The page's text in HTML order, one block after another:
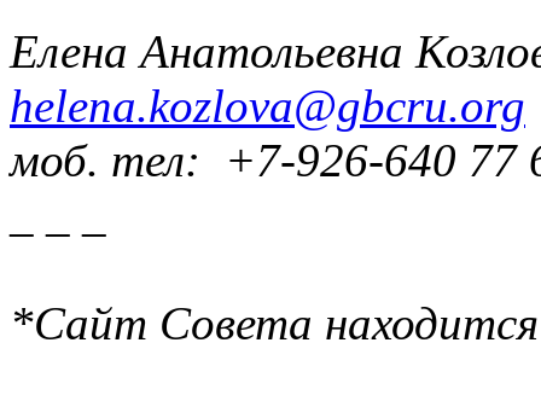
Елена Анатольевна
helena.kozlova@gbcru.org
моб. тел: +7-926-640 77
*Сайт Совета находится